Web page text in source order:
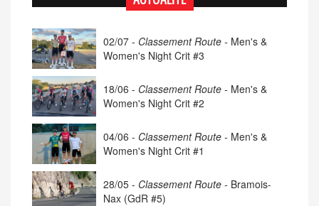
02/07 - Classement Route - Men's &
Women's Night Crit #3
18/06 - Classement Route - Men's &
Women's Night Crit #2
04/06 - Classement Route - Men's &
Women's Night Crit #1
28/05 - Classement Route - Bramois-
Nax (GdR #5)